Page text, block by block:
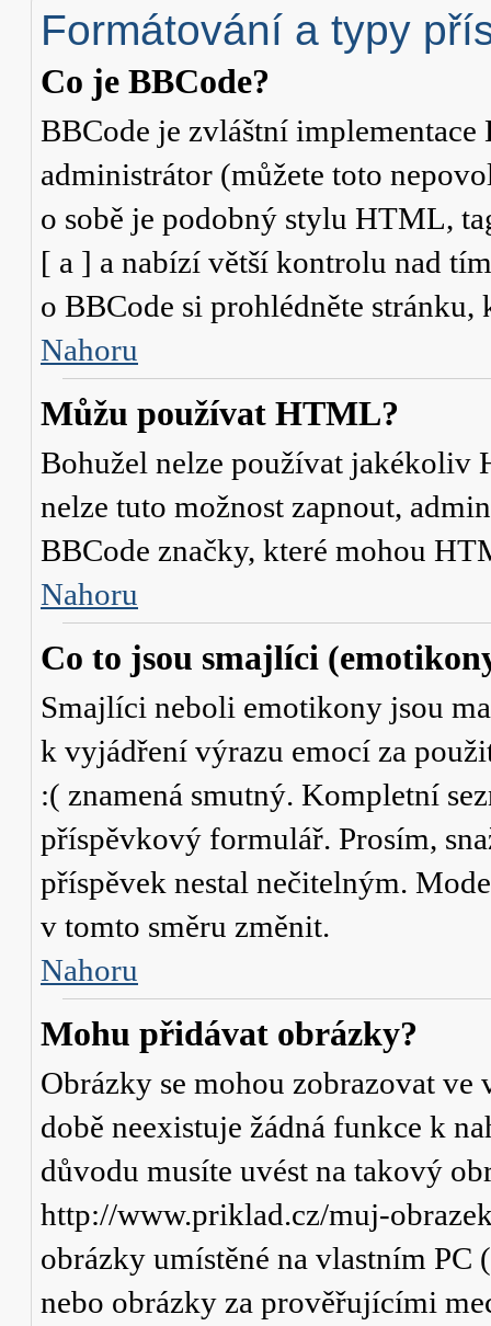
Formátování a typy
Co je BBCode?
BBCode je zvláštní
administrátor (můžete toto
o sobě je podobný stylu HTML,
[ a ] a nabízí větší kontrolu nad
o BBCode si prohlédněte
Nahoru
Můžu používat HTML?
Bohužel nelze používat jakékoliv
nelze tuto možnost zapnout,
BBCode značky, které mohou
Nahoru
Co to jsou smajlíci
Smajlíci neboli emotikony jsou
k vyjádření výrazu emocí za
:( znamená smutný. Kompletní
příspěvkový formulář. Prosím,
příspěvek nestal nečitelným.
v tomto směru změnit.
Nahoru
Mohu přidávat obrázky?
Obrázky se mohou zobrazovat
době neexistuje žádná funkce k
důvodu musíte uvést na takový
http://www.priklad.cz/muj-
obrázky umístěné na vlastním PC
nebo obrázky za prověřujícími